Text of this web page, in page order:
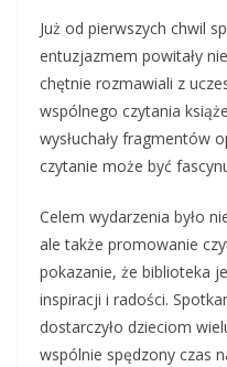
Już od pierwszych chwil
entuzjazmem powitały
chętnie rozmawiali z
wspólnego czytania
wysłuchały fragmentów
czytanie może być
Celem wydarzenia było
ale także promowanie
pokazanie, że biblioteka
inspiracji i radości.
dostarczyło dzieciom
wspólnie spędzony czas